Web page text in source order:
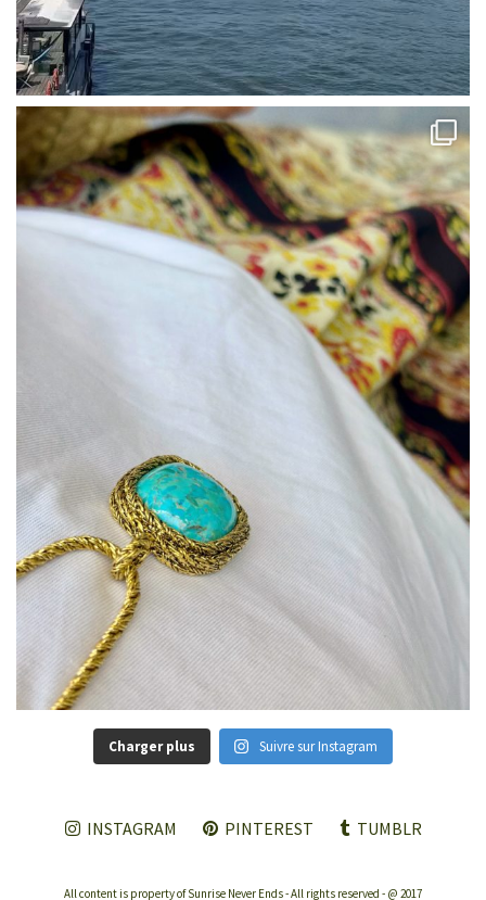
Charger plus Suivre sur Instagram
INSTAGRAM PINTEREST TUMBLR
All content is property of Sunrise Never Ends - All rights reserved - @ 2017